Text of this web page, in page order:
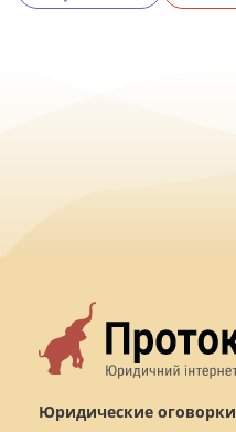
Юридические оговорки